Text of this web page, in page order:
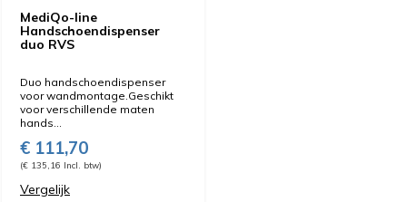
MediQo-line
Handschoendispenser
duo RVS
Duo handschoendispenser
voor wandmontage.Geschikt
voor verschillende maten
hands...
€ 111,70
(€ 135,16 Incl. btw)
Vergelijk